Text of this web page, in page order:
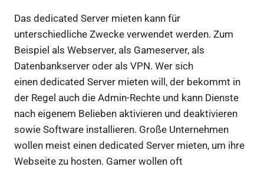
Das dedicated Server mieten kann für
unterschiedliche Zwecke verwendet werden. Zum
Beispiel als Webserver, als Gameserver, als
Datenbankserver oder als VPN. Wer sich
einen dedicated Server mieten will, der bekommt in
der Regel auch die Admin-Rechte und kann Dienste
nach eigenem Belieben aktivieren und deaktivieren
sowie Software installieren. Große Unternehmen
wollen meist einen dedicated Server mieten, um ihre
Webseite zu hosten. Gamer wollen oft